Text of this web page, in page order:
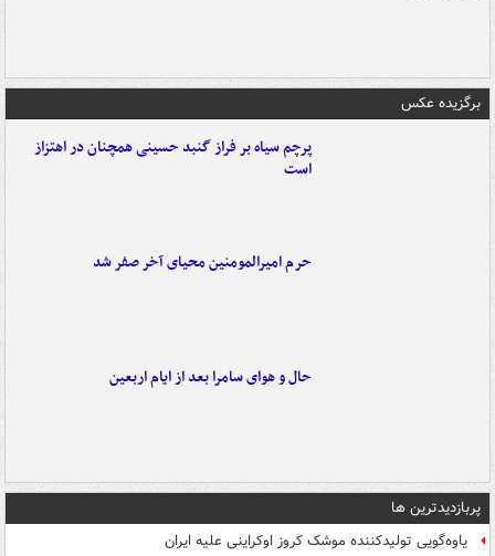
برگزیده عکس
پرچم سیاه بر فراز گنبد حسینی همچنان در اهتزاز
است
حرم امیرالمومنین محیای آخر صفر شد
حال و هوای سامرا بعد از ایام اربعین
پربازدیدترین ها
یاوه‌گویی تولیدکننده موشک کروز اوکراینی علیه ایران